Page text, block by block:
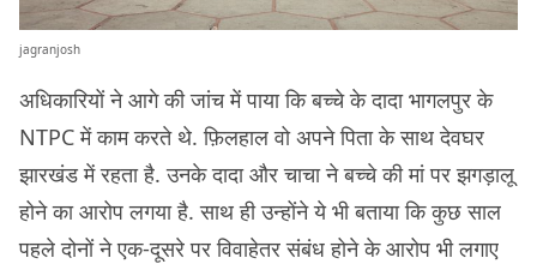
jagranjosh
अधिकारियों ने आगे की जांच में पाया कि बच्चे के दादा भागलपुर के
NTPC में काम करते थे. फ़िलहाल वो अपने पिता के साथ देवघर
झारखंड में रहता है. उनके दादा और चाचा ने बच्चे की मां पर झगड़ालू
होने का आरोप लगया है. साथ ही उन्होंने ये भी बताया कि कुछ साल
पहले दोनों ने एक-दूसरे पर विवाहेतर संबंध होने के आरोप भी लगाए